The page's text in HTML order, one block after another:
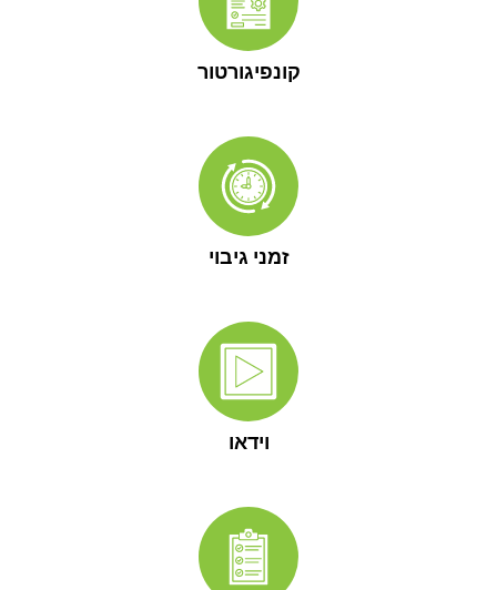
קונפיגורטור
זמני גיבוי